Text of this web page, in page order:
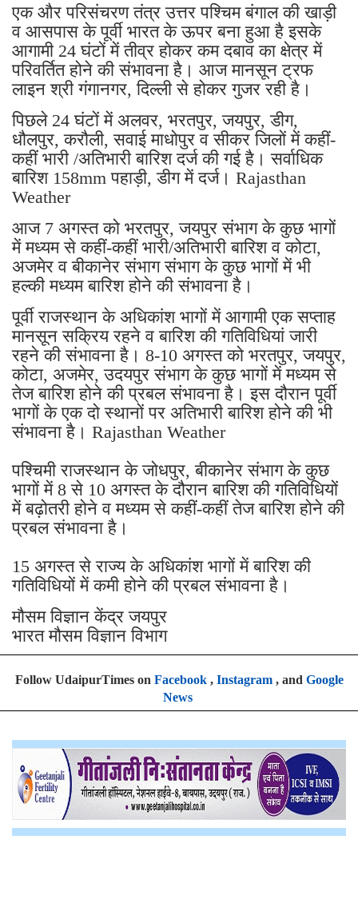
एक और परिसंचरण तंत्र उत्तर पश्चिम बंगाल की खाड़ी
व आसपास के पूर्वी भारत के ऊपर बना हुआ है इसके
आगामी 24 घंटों में तीव्र होकर कम दबाव का क्षेत्र में
परिवर्तित होने की संभावना है। आज मानसून ट्रफ
लाइन श्री गंगानगर, दिल्ली से होकर गुजर रही है।
पिछले 24 घंटों में अलवर, भरतपुर, जयपुर, डीग,
धौलपुर, करौली, सवाई माधोपुर व सीकर जिलों में कहीं-
कहीं भारी /अतिभारी बारिश दर्ज की गई है। सर्वाधिक
बारिश 158mm पहाड़ी, डीग में दर्ज। Rajasthan
Weather
आज 7 अगस्त को भरतपुर, जयपुर संभाग के कुछ भागों
में मध्यम से कहीं-कहीं भारी/अतिभारी बारिश व कोटा,
अजमेर व बीकानेर संभाग संभाग के कुछ भागों में भी
हल्की मध्यम बारिश होने की संभावना है।
पूर्वी राजस्थान के अधिकांश भागों में आगामी एक सप्ताह
मानसून सक्रिय रहने व बारिश की गतिविधियां जारी
रहने की संभावना है। 8-10 अगस्त को भरतपुर, जयपुर,
कोटा, अजमेर, उदयपुर संभाग के कुछ भागों में मध्यम से
तेज बारिश होने की प्रबल संभावना है। इस दौरान पूर्वी
भागों के एक दो स्थानों पर अतिभारी बारिश होने की भी
संभावना है। Rajasthan Weather
पश्चिमी राजस्थान के जोधपुर, बीकानेर संभाग के कुछ
भागों में 8 से 10 अगस्त के दौरान बारिश की गतिविधियों
में बढ़ोतरी होने व मध्यम से कहीं-कहीं तेज बारिश होने की
प्रबल संभावना है।
15 अगस्त से राज्य के अधिकांश भागों में बारिश की
गतिविधियों में कमी होने की प्रबल संभावना है।
मौसम विज्ञान केंद्र जयपुर
भारत मौसम विज्ञान विभाग
Follow UdaipurTimes on Facebook, Instagram, and Google
News